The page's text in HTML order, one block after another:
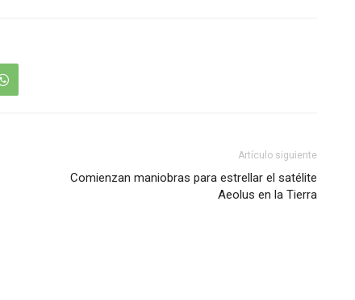
Artículo siguiente
Comienzan maniobras para estrellar el satélite
Aeolus en la Tierra